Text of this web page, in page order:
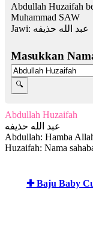
Abdullah Huzaifah
Muhammad SAW
Jawi: عبد الله حذيفه
Masukkan
Abdullah Huzaifah
عبد الله حذيفه
Abdullah: Hamba
Huzaifah: Nama
✚ Baju Baby